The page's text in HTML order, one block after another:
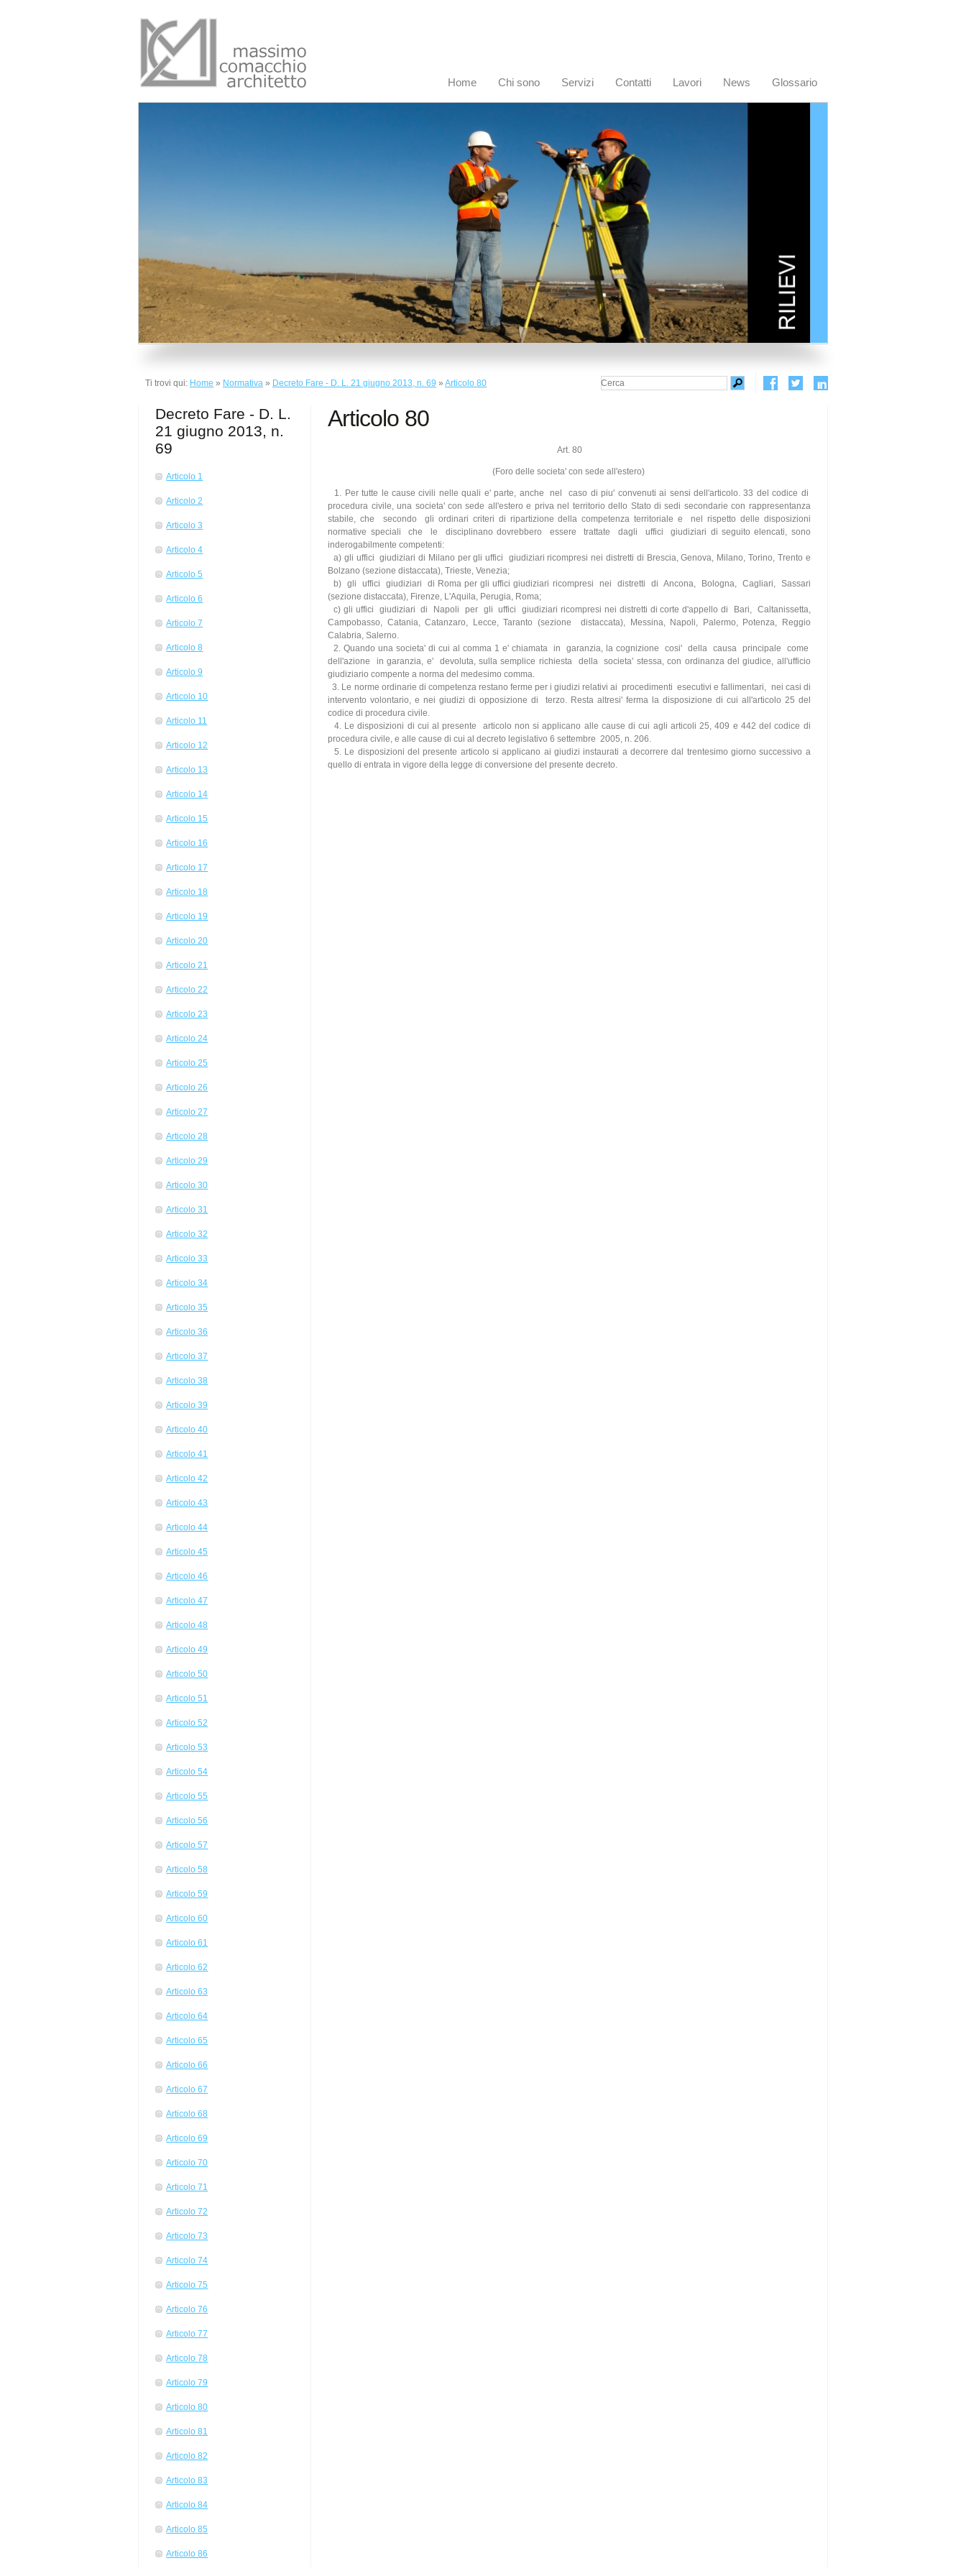
Home Chi sono Servizi Contatti Lavori News Glossario
Ti trovi qui: Home » Normativa » Decreto Fare - D. L. 21 giugno 2013, n. 69 » Articolo 80
Decreto Fare - D. L.
21 giugno 2013, n.
69
Articolo 1
Articolo 2
Articolo 3
Articolo 4
Articolo 5
Articolo 6
Articolo 7
Articolo 8
Articolo 9
Articolo 10
Articolo 11
Articolo 12
Articolo 13
Articolo 14
Articolo 15
Articolo 16
Articolo 17
Articolo 18
Articolo 19
Articolo 20
Articolo 21
Articolo 22
Articolo 23
Articolo 24
Articolo 25
Articolo 26
Articolo 27
Articolo 28
Articolo 29
Articolo 30
Articolo 31
Articolo 32
Articolo 33
Articolo 34
Articolo 35
Articolo 36
Articolo 37
Articolo 38
Articolo 39
Articolo 40
Articolo 41
Articolo 42
Articolo 43
Articolo 44
Articolo 45
Articolo 46
Articolo 47
Articolo 48
Articolo 49
Articolo 50
Articolo 51
Articolo 52
Articolo 53
Articolo 54
Articolo 55
Articolo 56
Articolo 57
Articolo 58
Articolo 59
Articolo 60
Articolo 61
Articolo 62
Articolo 63
Articolo 64
Articolo 65
Articolo 66
Articolo 67
Articolo 68
Articolo 69
Articolo 70
Articolo 71
Articolo 72
Articolo 73
Articolo 74
Articolo 75
Articolo 76
Articolo 77
Articolo 78
Articolo 79
Articolo 80
Articolo 81
Articolo 82
Articolo 83
Articolo 84
Articolo 85
Articolo 86
Articolo 80
Art. 80
(Foro delle societa' con sede all'estero)
1. Per tutte le cause civili nelle quali e' parte, anche nel caso di piu' convenuti ai sensi dell'articolo. 33 del codice di
procedura civile, una societa' con sede all'estero e priva nel territorio dello Stato di sedi secondarie con rappresentanza
stabile, che secondo gli ordinari criteri di ripartizione della competenza territoriale e nel rispetto delle disposizioni
normative speciali che le disciplinano dovrebbero essere trattate dagli uffici giudiziari di seguito elencati, sono
inderogabilmente competenti:
a) gli uffici giudiziari di Milano per gli uffici giudiziari ricompresi nei distretti di Brescia, Genova, Milano, Torino, Trento e
Bolzano (sezione distaccata), Trieste, Venezia;
b) gli uffici giudiziari di Roma per gli uffici giudiziari ricompresi nei distretti di Ancona, Bologna, Cagliari, Sassari
(sezione distaccata), Firenze, L'Aquila, Perugia, Roma;
c) gli uffici giudiziari di Napoli per gli uffici giudiziari ricompresi nei distretti di corte d'appello di Bari, Caltanissetta,
Campobasso, Catania, Catanzaro, Lecce, Taranto (sezione distaccata), Messina, Napoli, Palermo, Potenza, Reggio
Calabria, Salerno.
2. Quando una societa' di cui al comma 1 e' chiamata in garanzia, la cognizione cosi' della causa principale come
dell'azione in garanzia, e' devoluta, sulla semplice richiesta della societa' stessa, con ordinanza del giudice, all'ufficio
giudiziario compente a norma del medesimo comma.
3. Le norme ordinarie di competenza restano ferme per i giudizi relativi ai procedimenti esecutivi e fallimentari, nei casi di
intervento volontario, e nei giudizi di opposizione di terzo. Resta altresi' ferma la disposizione di cui all'articolo 25 del
codice di procedura civile.
4. Le disposizioni di cui al presente articolo non si applicano alle cause di cui agli articoli 25, 409 e 442 del codice di
procedura civile, e alle cause di cui al decreto legislativo 6 settembre 2005, n. 206.
5. Le disposizioni del presente articolo si applicano ai giudizi instaurati a decorrere dal trentesimo giorno successivo a
quello di entrata in vigore della legge di conversione del presente decreto.